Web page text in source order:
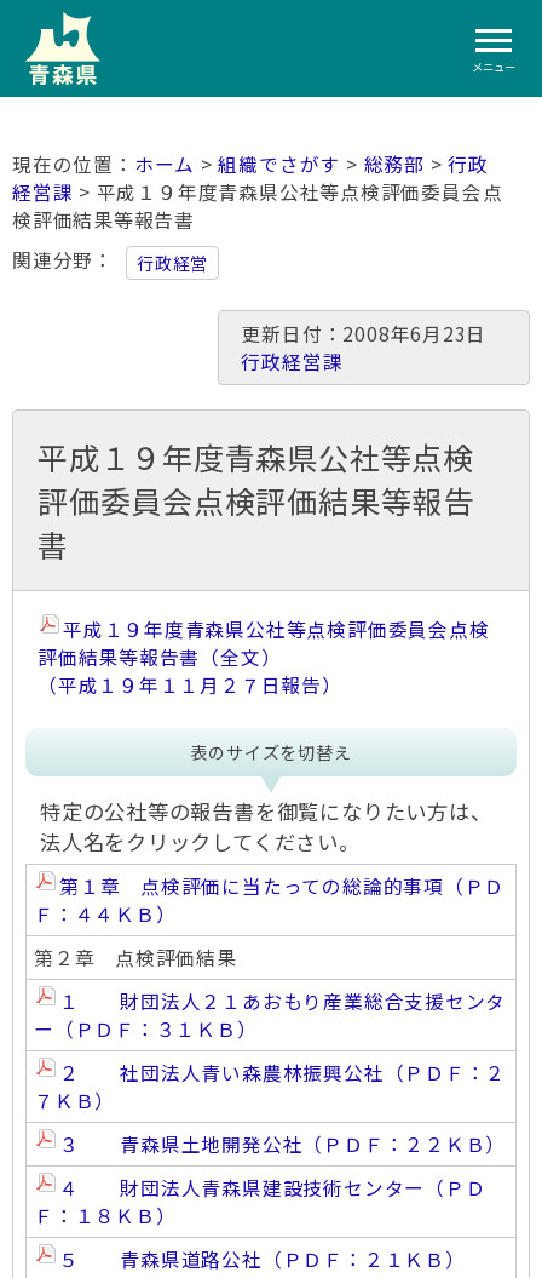
メニュー
ホーム >組織でさがす > 総務部 >行政
経営課 > 平成１９年度青森県公社等点検評価委員会点
検評価結果等報告書
関連分野
行政経営
更新日付：2008年6月23日
行政経営課
平成１９年度青森県公社等点検
評価委員会点検評価結果等報告
書
平成１９年度青森県公社等点検評価委員会点検
評価結果等報告書（全文）
（平成１９年１１月２７日報告）
表のサイズを切替え
特定の公社等の報告書を御覧になりたい方は、
法人名をクリックしてください。
第１章 点検評価に当たっての総論的事項（ＰＤ
Ｆ：４４ＫＢ）
第２章 点検評価結果
１ 財団法人２１あおもり産業総合支援センタ
ー（ＰＤＦ：３１ＫＢ）
２ 社団法人青い森農林振興公社（ＰＤＦ：２
７ＫＢ）
３ 青森県土地開発公社（ＰＤＦ：２２ＫＢ）
４ 財団法人青森県建設技術センター（ＰＤ
Ｆ：１８ＫＢ）
５ 青森県道路公社（ＰＤＦ：２１ＫＢ）